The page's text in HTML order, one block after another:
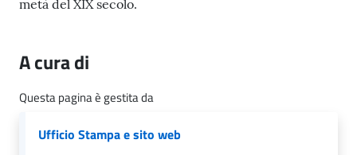
o
i
e
metà del XIX secolo.
A cura di
Questa pagina è gestita da
Ufficio Stampa e sito web